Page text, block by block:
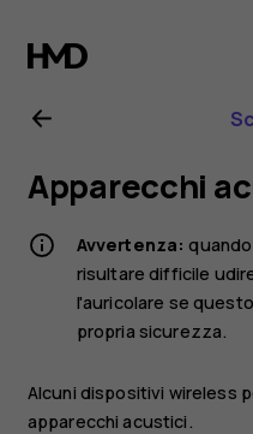
Manuale
d'uso
del
Nokia
3310
3G
Apparecchi
Avvertenza:
risultare difficile
l'auricolare se
propria sicurezza.
Alcuni dispositivi wireless
apparecchi acustici.